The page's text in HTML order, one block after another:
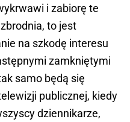
i zabiorę te
to jest
na szkodę interesu
zamkniętymi
samo będą się
publicznej, kiedy
dziennikarze,